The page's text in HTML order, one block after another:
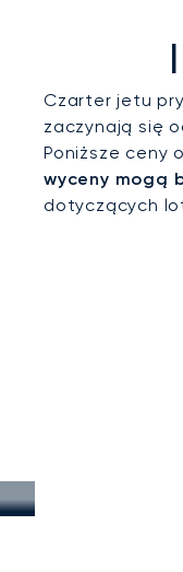
Czarter jetu
zaczynają się
Poniższe ceny
wyceny mogą
dotyczących